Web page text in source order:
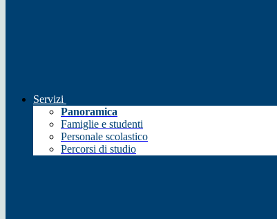
Servizi
Panoramica
Famiglie e studenti
Personale scolastico
Percorsi di studio